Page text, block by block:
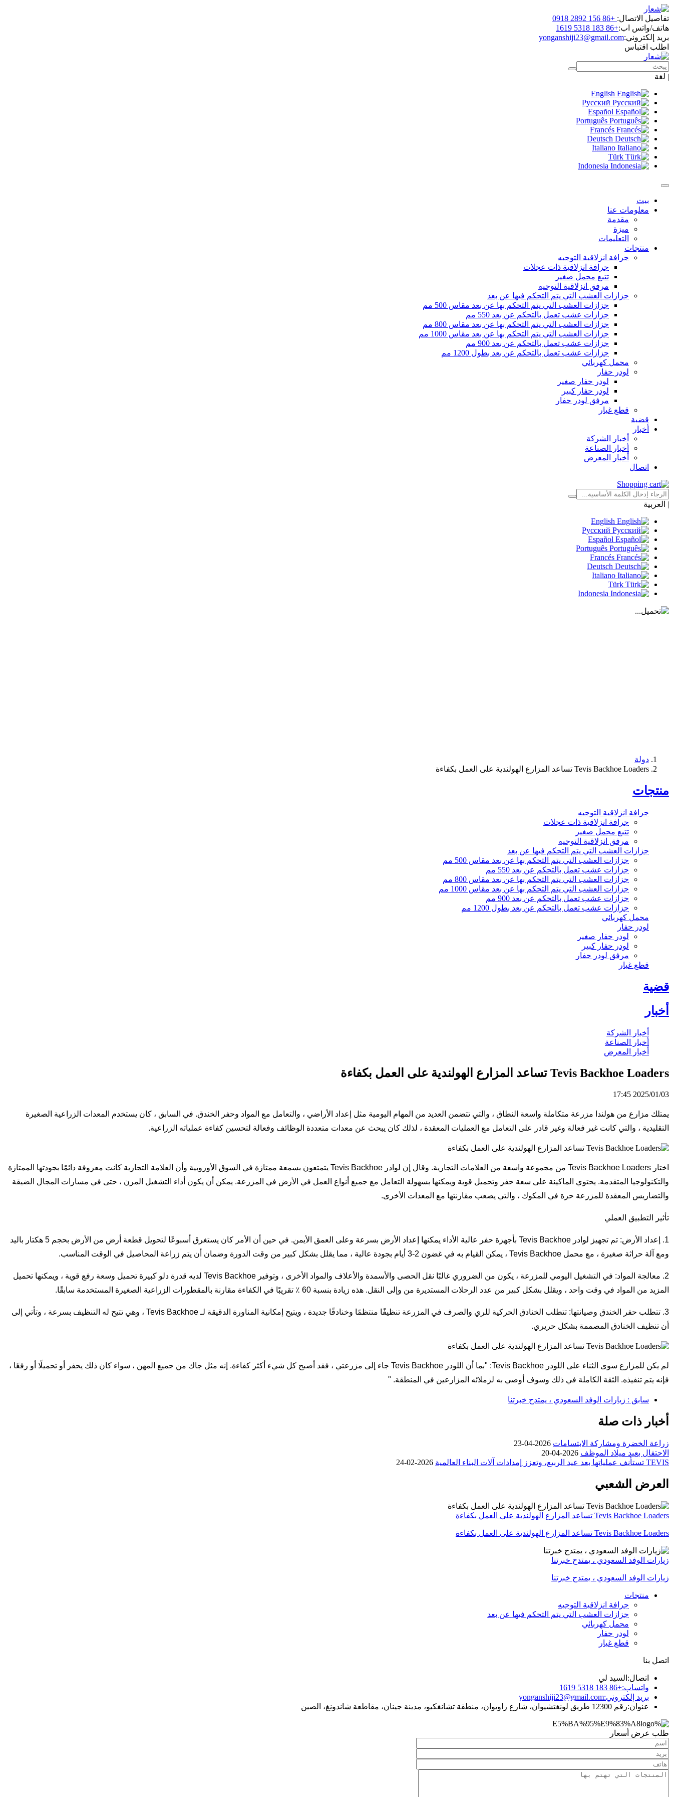
تفاصيل الاتصال: +86 156 2892 0918
هاتف/واتس اب:+86 183 5318 1619
بريد إلكتروني:yonganshiji23@gmail.com
اطلب اقتباس
| لغة
بيت
معلومات عنا
مقدمة
ميزة
التعليمات
منتجات
جرافة انزلاقية التوجيه
جرافة انزلاقية ذات عجلات
تتبع محمل صغير
مرفق انزلاقية التوجيه
جزازات العشب التي يتم التحكم فيها عن بعد
جزازات العشب التي يتم التحكم بها عن بعد مقاس 500 مم
جزازات عشب تعمل بالتحكم عن بعد 550 مم
جزازات العشب التي يتم التحكم بها عن بعد مقاس 800 مم
جزازات العشب التي يتم التحكم بها عن بعد مقاس 1000 مم
جزازات عشب تعمل بالتحكم عن بعد 900 مم
جزازات عشب تعمل بالتحكم عن بعد بطول 1200 مم
محمل كهربائي
لودر حفار
لودر حفار صغير
لودر حفار كبير
مرفق لودر حفار
قطع غيار
قضية
أخبار
أخبار الشركة
أخبار الصناعة
أخبار المعرض
اتصال
| العربية
دولة
Tevis Backhoe Loaders تساعد المزارع الهولندية على العمل بكفاءة
منتجات
جرافة انزلاقية التوجيه
جرافة انزلاقية ذات عجلات
تتبع محمل صغير
مرفق انزلاقية التوجيه
جزازات العشب التي يتم التحكم فيها عن بعد
جزازات العشب التي يتم التحكم بها عن بعد مقاس 500 مم
جزازات عشب تعمل بالتحكم عن بعد 550 مم
جزازات العشب التي يتم التحكم بها عن بعد مقاس 800 مم
جزازات العشب التي يتم التحكم بها عن بعد مقاس 1000 مم
جزازات عشب تعمل بالتحكم عن بعد 900 مم
جزازات عشب تعمل بالتحكم عن بعد بطول 1200 مم
محمل كهربائي
لودر حفار
لودر حفار صغير
لودر حفار كبير
مرفق لودر حفار
قطع غيار
قضية
أخبار
أخبار الشركة
أخبار الصناعة
أخبار المعرض
Tevis Backhoe Loaders تساعد المزارع الهولندية على العمل بكفاءة
2025/01/03 17:45
يمتلك مزارع من هولندا مزرعة متكاملة واسعة النطاق ، والتي تتضمن العديد من المهام اليومية مثل إعداد الأراضي ، والتعامل مع المواد وحفر الخندق. في السابق ، كان يستخدم المعدات الزراعية الصغيرة
التقليدية ، والتي كانت غير فعالة وغير قادر على التعامل مع العمليات المعقدة ، لذلك كان يبحث عن معدات متعددة الوظائف وفعالة لتحسين كفاءة عملياته الزراعية.
اختار Tevis Backhoe Loaders من مجموعة واسعة من العلامات التجارية. وقال إن لوادر Tevis Backhoe يتمتعون بسمعة ممتازة في السوق الأوروبية وأن العلامة التجارية كانت معروفة دائمًا بجودتها الممتازة
والتكنولوجيا المتقدمة. يحتوي الماكينة على سعة حفر وتحميل قوية ويمكنها بسهولة التعامل مع جميع أنواع العمل في الأرض في المزرعة. يمكن أن يكون أداء التشغيل المرن ، حتى في مسارات المجال الضيقة
والتضاريس المعقدة للمزرعة حرة في المكوك ، والتي يصعب مقارنتها مع المعدات الأخرى.
تأثير التطبيق العملي
1. إعداد الأرض: تم تجهيز لوادر Tevis Backhoe بأجهزة حفر عالية الأداء يمكنها إعداد الأرض بسرعة وعلى العمق الأيمن. في حين أن الأمر كان يستغرق أسبوعًا لتحويل قطعة أرض من الأرض بحجم 5 هكتار باليد
ومع آلة حراثة صغيرة ، مع محمل Tevis Backhoe ، يمكن القيام به في غضون 2-3 أيام بجودة عالية ، مما يقلل بشكل كبير من وقت الدورة وضمان أن يتم زراعة المحاصيل في الوقت المناسب.
2. معالجة المواد: في التشغيل اليومي للمزرعة ، يكون من الضروري غالبًا نقل الحصى والأسمدة والأعلاف والمواد الأخرى ، وتوفير Tevis Backhoe لديه قدرة دلو كبيرة تحميل وسعة رفع قوية ، ويمكنها تحميل
المزيد من المواد في وقت واحد ، ويقلل بشكل كبير من عدد الرحلات المستديرة من وإلى النقل. هذه زيادة بنسبة 60 ٪ تقريبًا في الكفاءة مقارنة بالمقطورات الزراعية الصغيرة المستخدمة سابقًا.
3. تتطلب حفر الخندق وصيانتها: تتطلب الخنادق الحركية للري والصرف في المزرعة تنظيفًا منتظمًا وخنادقًا جديدة ، ويتيح إمكانية المناورة الدقيقة لـ Tevis Backhoe ، وهي تتيح له التنظيف بسرعة ، وتأتي إلى
أن تنظيف الخنادق المصممة بشكل حريري.
لم يكن للمزارع سوى الثناء على اللودر Tevis Backhoe: "بما أن اللودر Tevis Backhoe جاء إلى مزرعتي ، فقد أصبح كل شيء أكثر كفاءة. إنه مثل جاك من جميع المهن ، سواء كان ذلك يحفر أو تحميلًا أو رفعًا ،
فإنه يتم تنفيذه. الثقة الكاملة في ذلك وسوف أوصي به لزملائه المزارعين في المنطقة. "
سابق : زيارات الوفد السعودي ، يمتدح خبرتنا
أخبار ذات صلة
زراعة الخضرة ومشاركة الابتسامات 2026-04-23
الاحتفال بعيد ميلاد الموظف 2026-04-20
TEVIS تستأنف عملياتها بعد عيد الربيع، وتعزز إمدادات آلات البناء العالمية
2026-02-24
العرض الشعبي
Tevis Backhoe Loaders تساعد المزارع الهولندية على العمل بكفاءة
Tevis Backhoe Loaders تساعد المزارع الهولندية على العمل بكفاءة
زيارات الوفد السعودي ، يمتدح خبرتنا
زيارات الوفد السعودي ، يمتدح خبرتنا
منتجات
جرافة انزلاقية التوجيه
جزازات العشب التي يتم التحكم فيها عن بعد
محمل كهربائي
لودر حفار
قطع غيار
اتصل بنا
اتصال: السيد لي
واتساب:+86 183 5318 1619
بريد إلكتروني:yonganshiji23@gmail.com
عنوان:رقم 12300 طريق لونغتشيوان، شارع زاويوان، منطقة تشانغكيو، مدينة جينان، مقاطعة شاندونغ، الصين
طلب عرض أسعار